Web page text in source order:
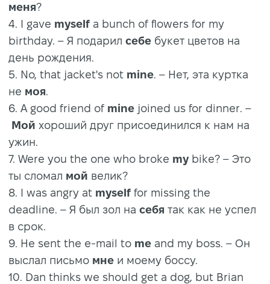
меня?
4. I gave myself a bunch of flowers for my
birthday. – Я подарил себе букет цветов на
день рождения.
5. No, that jacket's not mine . – Нет, эта куртка
не моя
6. A good friend of mine joined us for dinner. –
Мой хороший друг присоединился к нам на
ужин.
7. Were you the one who broke my bike? – Это
ты сломал мой велик?
8. I was angry at myself for missing the
deadline. – Я был зол на себя так как не успел
в срок.
9. He sent the e-mail to me and my boss. – Он
выслал письмо мне и моему боссу.
10. Dan thinks we should get a dog, but Brian